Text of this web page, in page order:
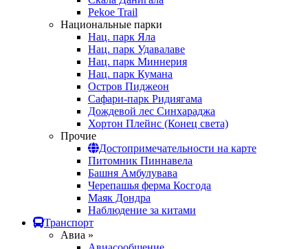
Pekoe Trail
Национальные парки
Нац. парк Яла
Нац. парк Удавалаве
Нац. парк Миннерия
Нац. парк Кумана
Остров Пиджеон
Сафари-парк Ридиягама
Дождевой лес Синхараджа
Хортон Плейнс (Конец света)
Прочие
Достопримечательности на карте
Питомник Пиннавела
Башня Амбулувава
Черепашья ферма Косгода
Маяк Дондра
Наблюдение за китами
Транспорт
Авиа »